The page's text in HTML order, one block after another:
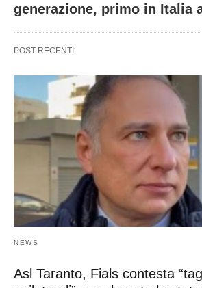
generazione, primo in Italia
POST RECENTI
NEWS
Asl Taranto, Fials contesta